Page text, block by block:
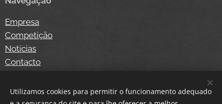
Empresa
Competição
Notícias
Contacto
Login
Utilizamos cookies para permitir o funcionamento adequado